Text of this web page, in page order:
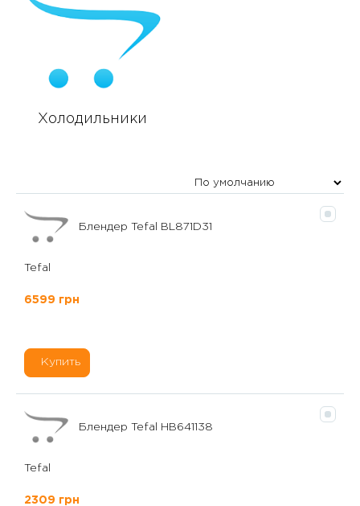
Холодильники
Блендер Tefal BL871D31
Tefal
6599 грн
Купить
Блендер Tefal HB641138
Tefal
2309 грн